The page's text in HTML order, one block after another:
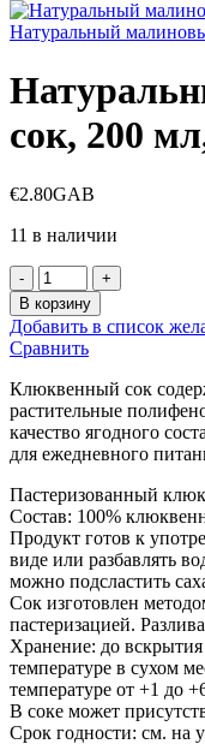
Натуральный
сок, 200
€2.80GAB
11 в наличии
Количество
товара
Натуральный
клюквенный
сок,
200
мл,
ANEVA
В корзину
Добавить в список
Сравнить
Клюквенный сок
растительные
качество ягодного
для ежедневного
Пастеризованный
Состав: 100%
Продукт готов к
виде или разбавлять
можно подсластить
Сок изготовлен
пастеризацией.
Хранение: до
температуре в сухом
температуре от +1 до
В соке может
Срок годности: см. на